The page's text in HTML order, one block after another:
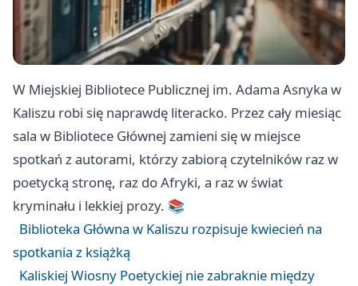
W Miejskiej Bibliotece Publicznej im. Adama Asnyka w
Kaliszu robi się naprawdę literacko. Przez cały miesiąc
sala w Bibliotece Głównej zamieni się w miejsce
spotkań z autorami, którzy zabiorą czytelników raz w
poetycką stronę, raz do Afryki, a raz w świat
kryminału i lekkiej prozy. 📚
Biblioteka Główna w Kaliszu rozpisuje kwiecień na
spotkania z książką
Kaliskiej Wiosny Poetyckiej nie zabraknie między